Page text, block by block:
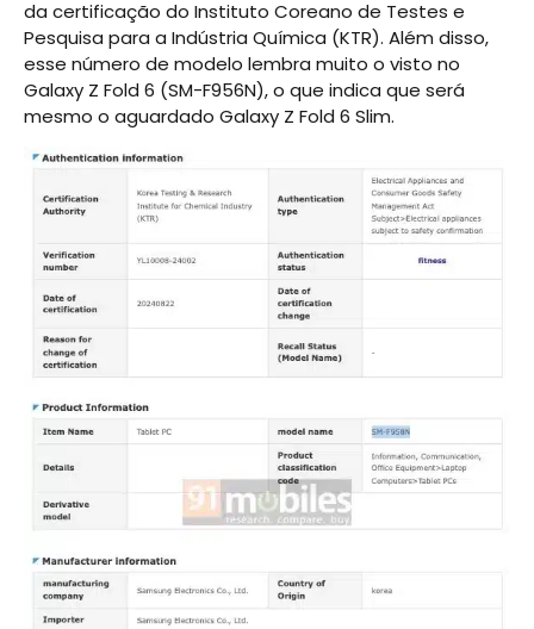
da certificação do Instituto Coreano de Testes e
Pesquisa para a Indústria Química (KTR). Além disso,
esse número de modelo lembra muito o visto no
Galaxy Z Fold 6 (SM-F956N), o que indica que será
mesmo o aguardado Galaxy Z Fold 6 Slim.